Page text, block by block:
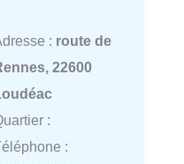
: route de
22600
:
: